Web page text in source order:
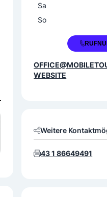
Sa
So
+43 1 866490
WEBSITE
Weitere
43 1 86649491